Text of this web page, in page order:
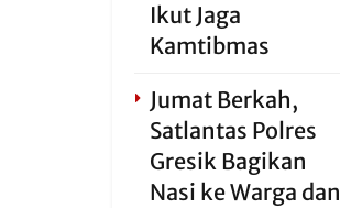
Ikut Jaga
Kamtibmas
Jumat Berkah,
Satlantas Polres
Gresik Bagikan
Nasi ke Warga dan